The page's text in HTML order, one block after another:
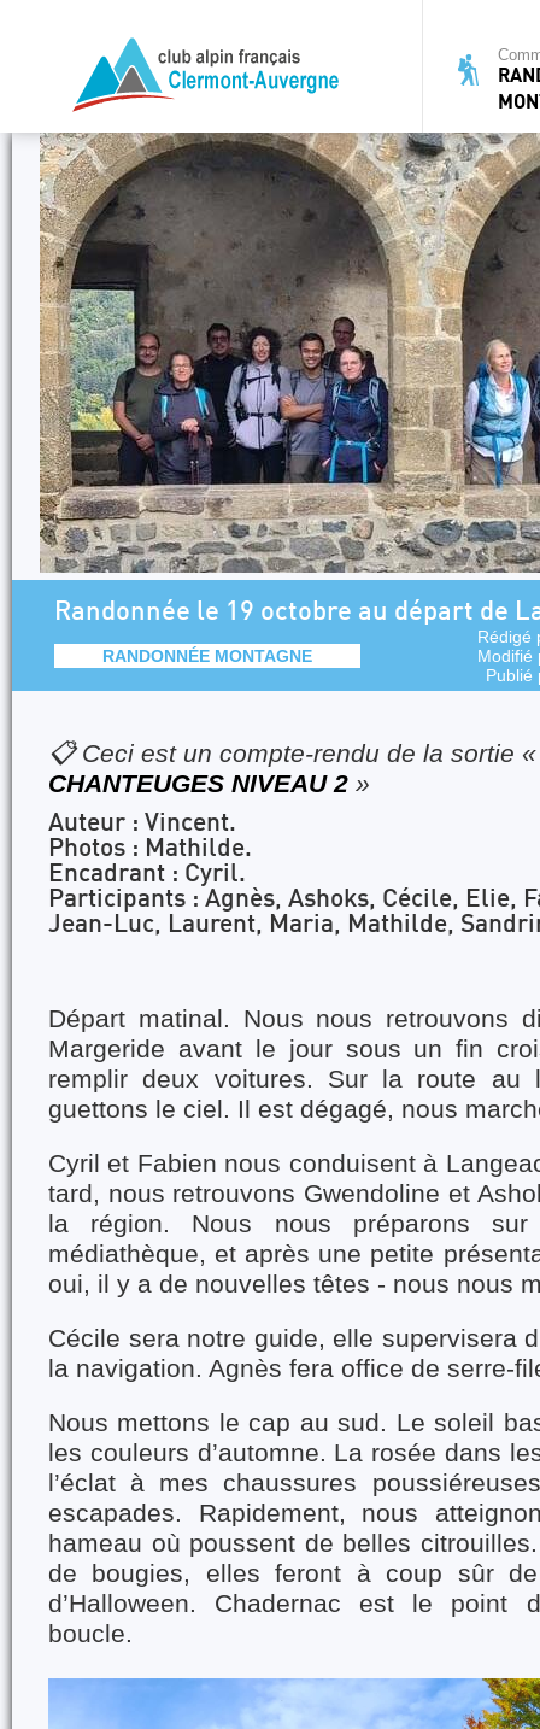
Randonnée le 19 octobre au départ de
RANDONNÉE MONTAGNE
Rédigé
📋 Ceci est un compte-rendu de la sortie
CHANTEUGES NIVEAU 2 »
Auteur : Vincent.
Photos : Mathilde.
Encadrant : Cyril.
Participants : Agnès, Ashoks, Cécile, Elie,
Jean-Luc, Laurent, Maria, Mathilde,
Départ matinal. Nous nous retrouvons
Margeride avant le jour sous un fin
remplir deux voitures. Sur la route au
guettons le ciel. Il est dégagé, nous
Cyril et Fabien nous conduisent à
tard, nous retrouvons Gwendoline et
la région. Nous nous préparons
médiathèque, et après une petite
oui, il y a de nouvelles têtes - nous nous
Cécile sera notre guide, elle supervisera
la navigation. Agnès fera office de serre-
Nous mettons le cap au sud. Le soleil
les couleurs d’automne. La rosée dans
l’éclat à mes chaussures
escapades. Rapidement, nous
hameau où poussent de belles
de bougies, elles feront à coup sûr
d’Halloween. Chadernac est le point
boucle.